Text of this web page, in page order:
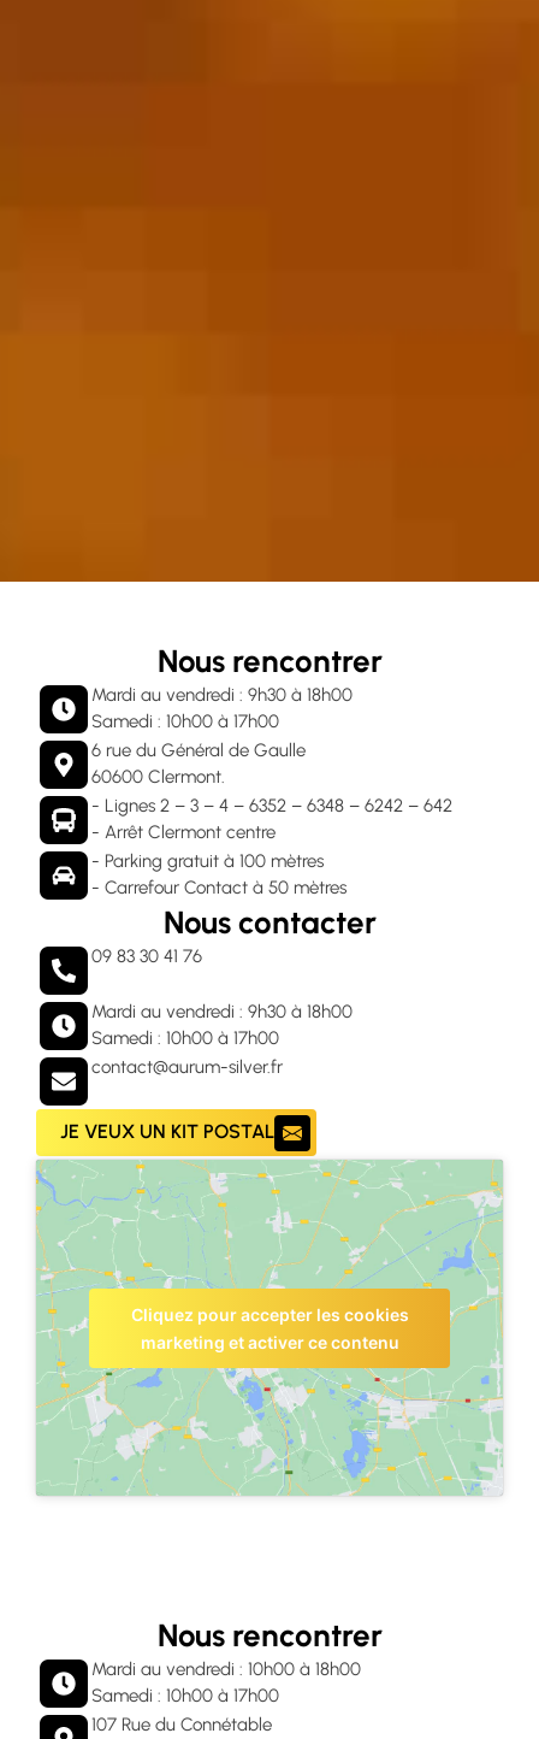
Nous rencontrer
Mardi au vendredi : 9h30 à 18h00
Samedi : 10h00 à 17h00
6 rue du Général de Gaulle
60600 Clermont.
- Lignes 2 – 3 – 4 – 6352 – 6348 – 6242 – 642
- Arrêt Clermont centre
- Parking gratuit à 100 mètres
- Carrefour Contact à 50 mètres
Nous contacter
09 83 30 41 76
Mardi au vendredi : 9h30 à 18h00
Samedi : 10h00 à 17h00
contact@aurum-silver.fr
JE VEUX UN KIT POSTAL
Cliquez pour accepter les cookies
marketing et activer ce contenu
Nous rencontrer
Mardi au vendredi : 10h00 à 18h00
Samedi : 10h00 à 17h00
107 Rue du Connétable